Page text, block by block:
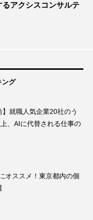
るアクシスコンサルテ
ング
】就職人気企業20社のう
、AIに代替される仕事の
オススメ！東京都内の個